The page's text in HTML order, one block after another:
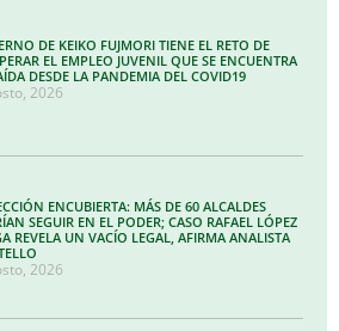
DE KEIKO FUJMORI TIENE EL RETO DE
EL EMPLEO JUVENIL QUE SE ENCUENTRA
DESDE LA PANDEMIA DEL COVID19
2026
ENCUBIERTA: MÁS DE 60 ALCALDES
SEGUIR EN EL PODER; CASO RAFAEL LÓPEZ
REVELA UN VACÍO LEGAL, AFIRMA ANALISTA
2026